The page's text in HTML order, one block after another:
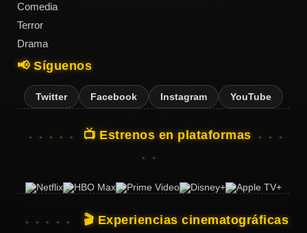
Comedia
Terror
Drama
📢 Síguenos
Twitter Facebook Instagram YouTube
📺 Estrenos en plataformas
🎬 Experiencias cinematográficas